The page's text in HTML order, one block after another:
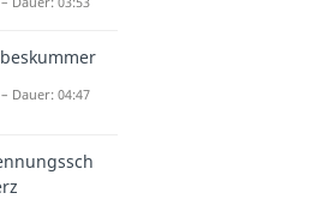
Dauer: 04:47